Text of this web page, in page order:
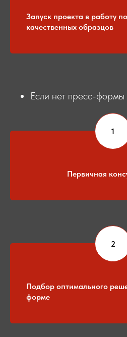
Запуск проекта в работу
качественных образцов
Если нет пресс-формы
Первичная
Подбор оптимального
форме